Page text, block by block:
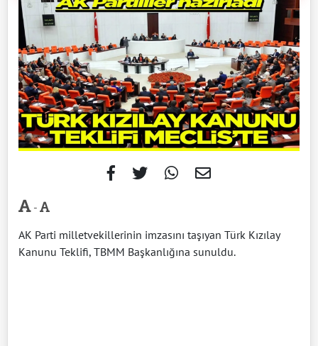
-
AK Parti milletvekillerinin imzasını taşıyan Türk Kızılay
Kanunu Teklifi, TBMM Başkanlığına sunuldu.